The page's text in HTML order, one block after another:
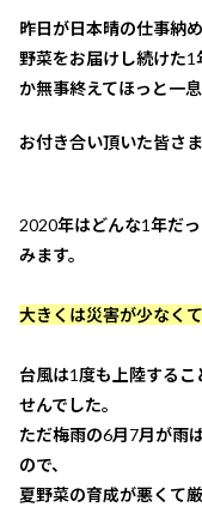
昨日が日本晴の仕事納め
野菜をお届けし続けた
か無事終えてほっと一息
お付き合い頂いた皆さ
2020年はどんな1年だ
みます。
大きくは災害が少なく
台風は1度も上陸する
せんでした。
ただ梅雨の6月7月が雨
ので、
夏野菜の育成が悪くて厳